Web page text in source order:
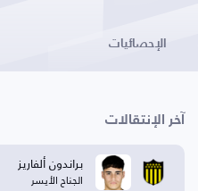
الإحصائيات
آخر الإنتقالات
براندون ألفاريز
الجناح الأيسر